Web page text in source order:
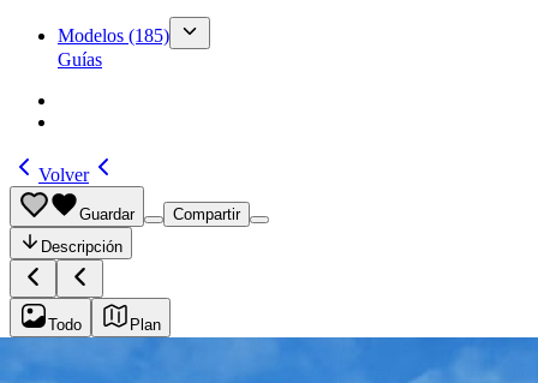
Modelos (185)
Guías
Volver
Guardar
Compartir
Descripción
Todo Plan